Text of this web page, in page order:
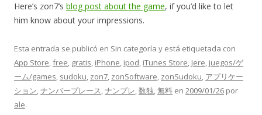
Here’s zon7’s blog post about the game, if you’d like to let
him know about your impressions.
Esta entrada se publicó en Sin categoría y está etiquetada con
App Store,free, gratis, iPhone, ipod, iTunes Store, Jere, juegos/ゲ
ーム/games, sudoku, zon7, zonSoftware, zonSudoku, アプリケー
ション,ナンバープレース,ナンプレ,数独,無料 en 2009/01/26 por
ale.